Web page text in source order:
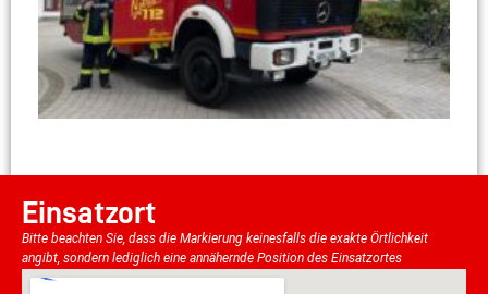
Einsatzort
Bitte beachten Sie, dass die Markierung keinesfalls die exakte Örtlichkeit
angibt, sondern lediglich eine annähernde Position des Einsatzortes